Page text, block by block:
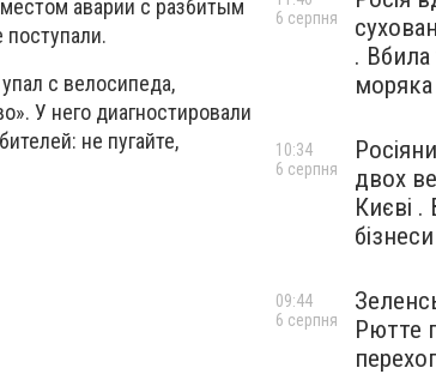
аварии с разбитым
с велосипеда,
У него диагностировали
не пугайте,
. Вбила
моряка
6 серпня
двох
Києві .
бізнеси
10:34
6 серпня
Рютте
09:44
6 серпня